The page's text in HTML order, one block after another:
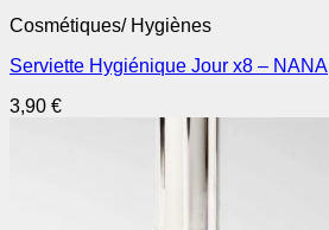
Cosmétiques/ Hygiènes
Serviette Hygiénique Jour x8 – NANA
3,90 €